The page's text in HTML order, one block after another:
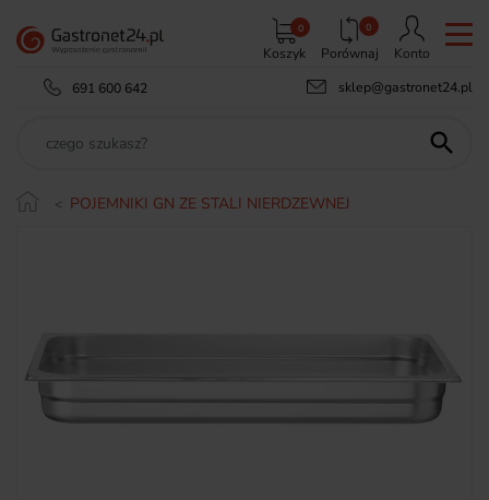
Koszyk
0 0
Porównaj
Konto
691 600 642
sklep@gastronet24.pl

POJEMNIKI GN ZE STALI NIERDZEWNEJ